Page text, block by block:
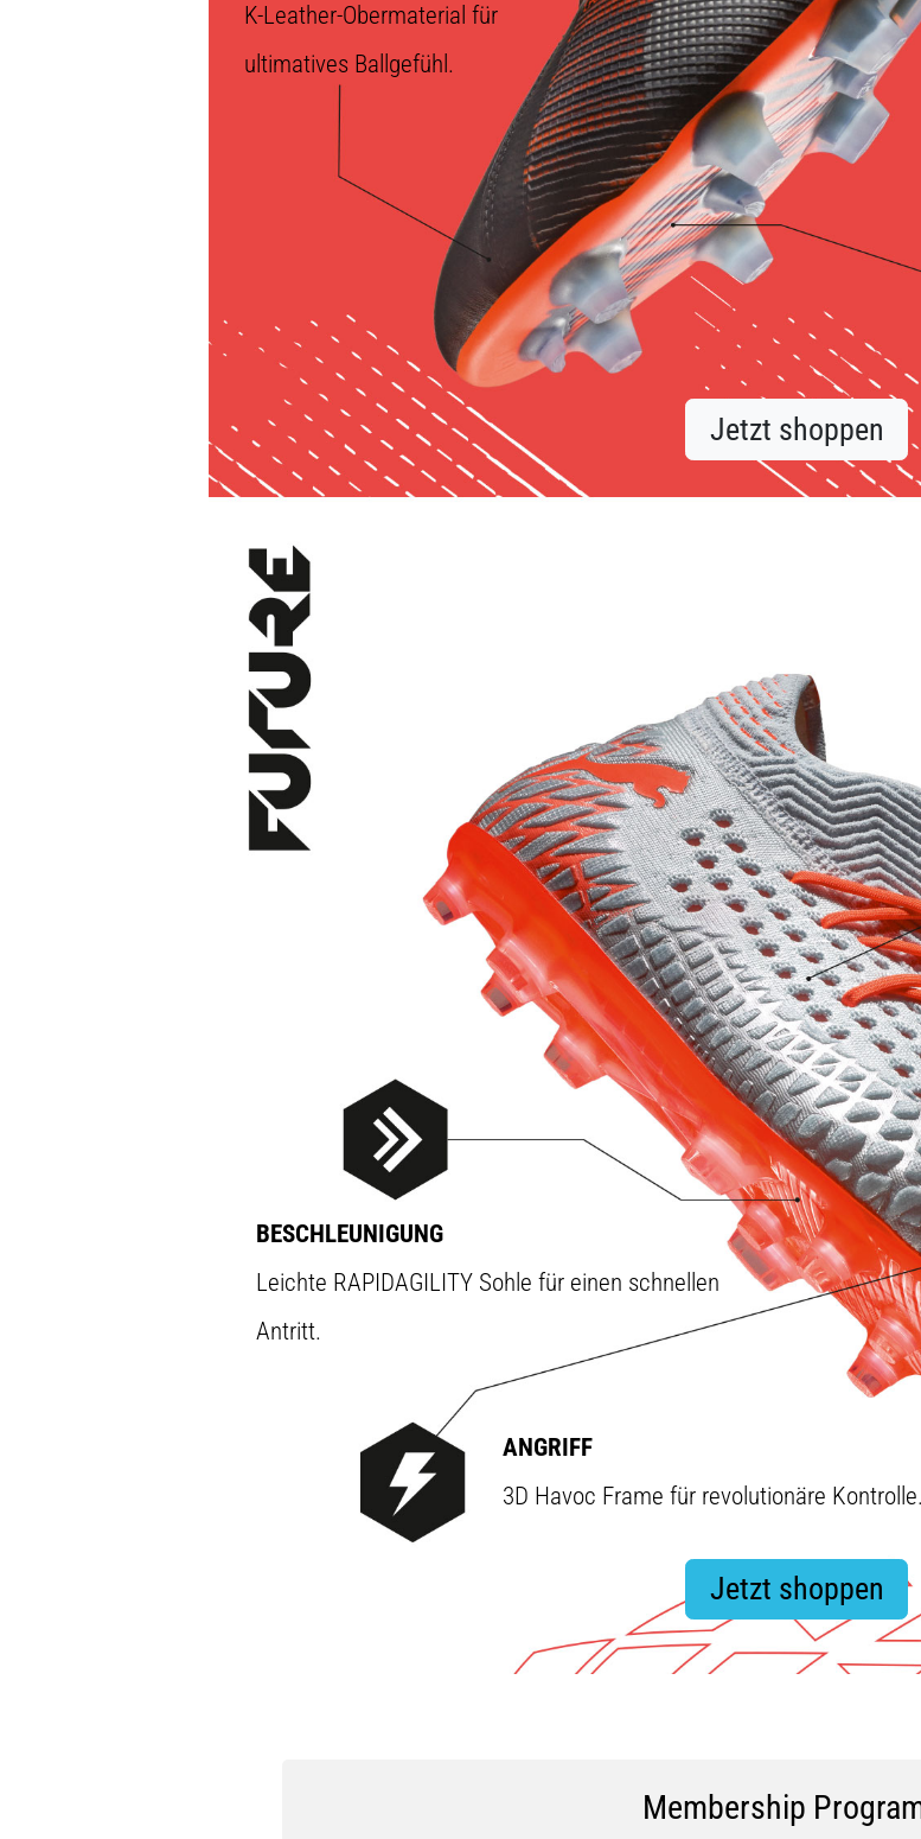
K-Leather-Obermaterial für
ultimatives Ballgefühl.
BESCHLEUNIGUNG
Leichte RAPIDAGILITY Sohle für einen schnellen
Antritt.
ANGRIFF
3D Havoc Frame für revolutionäre Kontrolle.
Jetzt shoppen
Jetzt shoppen
Membership